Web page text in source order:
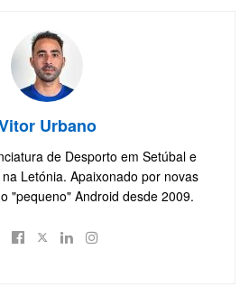
Urbano
de Desporto em Setúbal e
Letónia. Apaixonado por novas
"pequeno" Android desde 2009.